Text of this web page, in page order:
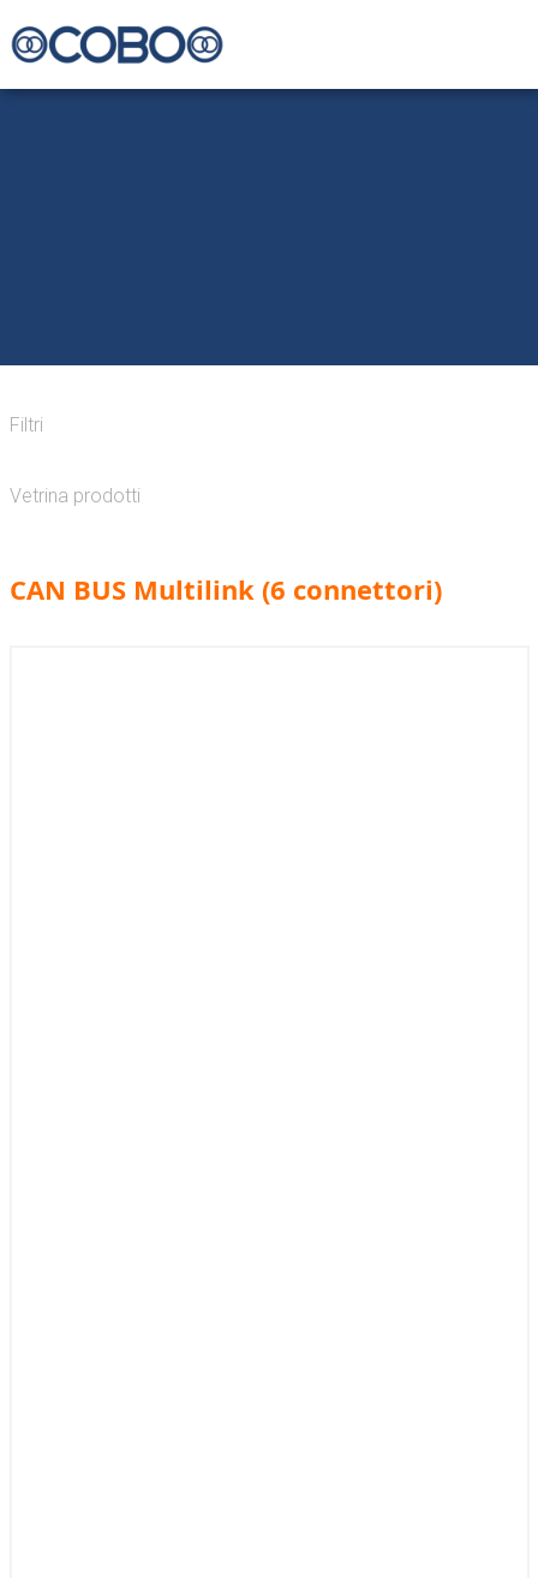
Filtri
Vetrina prodotti
CAN BUS Multilink (6 connettori)